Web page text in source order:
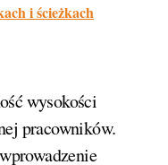
i ścieżkach
wysokości
pracowników.